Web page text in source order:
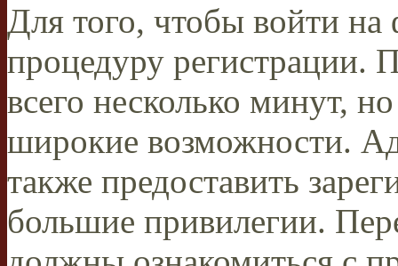
Для того, чтобы войти
процедуру регистрации.
всего несколько минут,
широкие возможности.
также предоставить
большие привилегии.